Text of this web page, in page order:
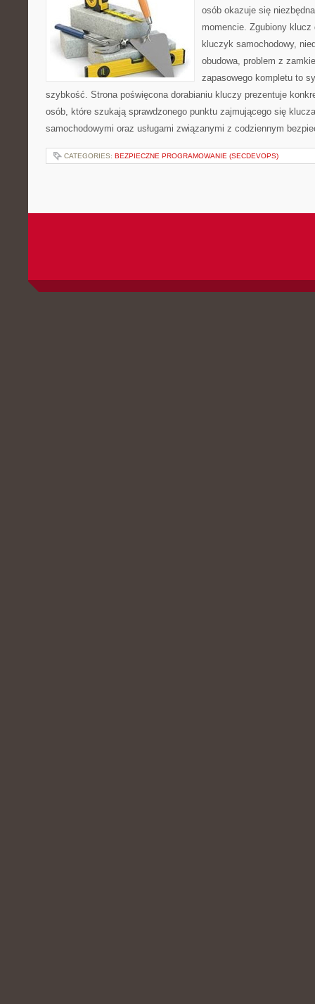
osób okazuje się
momencie. Zgubiony
kluczyk samochodowy,
obudowa, problem z
zapasowego kompletu to
szybkość. Strona poświęcona dorabianiu kluczy prezentuje
osób, które szukają sprawdzonego punktu zajmującego się
samochodowymi oraz usługami związanymi z codziennym
CATEGORIES: BEZPIECZNE PROGRAMOWANIE (SECDEVOPS)